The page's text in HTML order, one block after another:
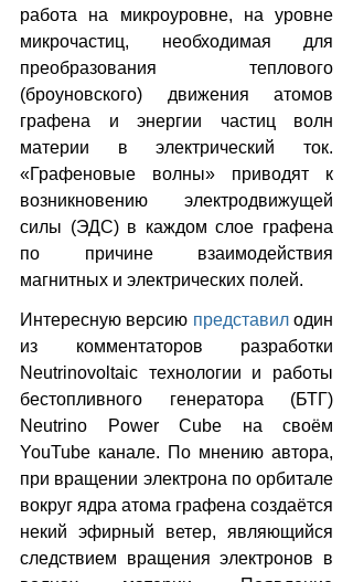
работа на микроуровне, на уровне
микрочастиц, необходимая для
преобразования теплового
(броуновского) движения атомов
графена и энергии частиц волн
материи в электрический ток.
«Графеновые волны» приводят к
возникновению электродвижущей
силы (ЭДС) в каждом слое графена
по причине взаимодействия
магнитных и электрических полей.
Интересную версию представил один
из комментаторов разработки
Neutrinovoltaic технологии и работы
бестопливного генератора (БТГ)
Neutrino Power Cube на своём
YouTube канале. По мнению автора,
при вращении электрона по орбитале
вокруг ядра атома графена создаётся
некий эфирный ветер, являющийся
следствием вращения электронов в